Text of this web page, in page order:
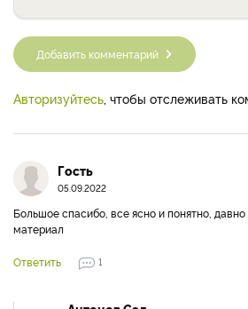
Добавить комментарий
Авторизуйтесь, чтобы отслеживать
Гость
05.09.2022
Большое спасибо, все ясно и понятно,
материал
Ответить 1